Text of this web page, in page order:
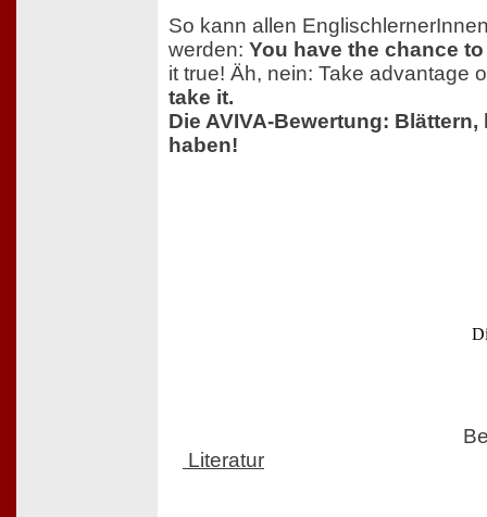
So kann allen
werden: You have the chance
it true! Äh, nein: Take advantage
take it.
Die AVIVA-Bewertung:
haben!
Literatur